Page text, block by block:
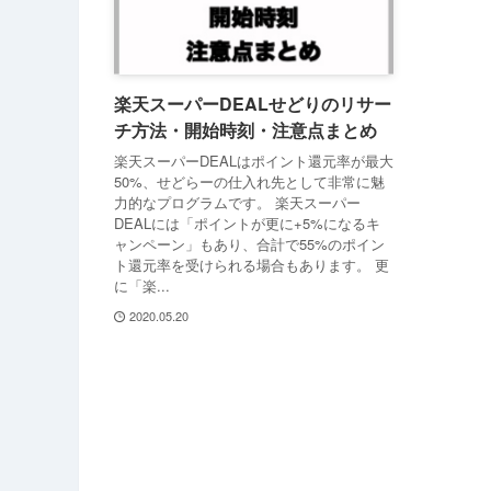
楽天スーパーDEALせどりのリサー
チ方法・開始時刻・注意点まとめ
楽天スーパーDEALはポイント還元率が最大
50%、せどらーの仕入れ先として非常に魅
力的なプログラムです。 楽天スーパー
DEALには「ポイントが更に+5%になるキ
ャンペーン」もあり、合計で55%のポイン
ト還元率を受けられる場合もあります。 更
に「楽...
2020.05.20